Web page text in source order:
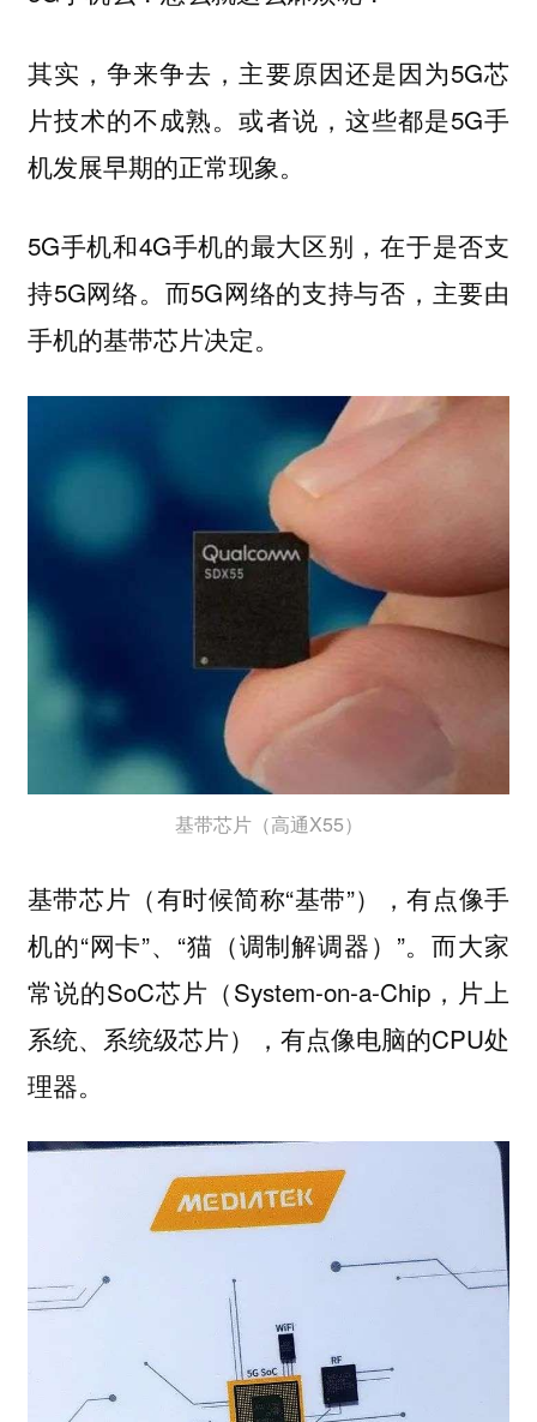
其实，争来争去，主要原因还是因为5G芯
片技术的不成熟。或者说，这些都是5G手
机发展早期的正常现象。
5G手机和4G手机的最大区别，在于是否支
持5G网络。而5G网络的支持与否，主要由
手机的基带芯片决定。
基带芯片（高通X55）
基带芯片（有时候简称“基带”），有点像手
机的“网卡”、“猫（调制解调器）”。而大家
常说的SoC芯片（System-on-a-Chip，片上
系统、系统级芯片），有点像电脑的CPU处
理器。